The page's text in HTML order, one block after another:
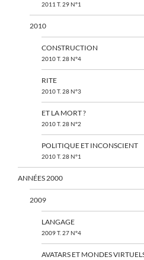
2011 T. 29 N°1
2010
CONSTRUCTION
2010 T. 28 N°4
RITE
2010 T. 28 N°3
ET LA MORT ?
2010 T. 28 N°2
POLITIQUE ET INCONSCIENT
2010 T. 28 N°1
ANNÉES 2000
2009
LANGAGE
2009 T. 27 N°4
AVATARS ET MONDES